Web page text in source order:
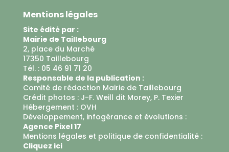
Mentions légales
Site édité par :
Mairie de Taillebourg
2, place du Marché
17350 Taillebourg
Tél. : 05 46 91 71 20
Responsable de la publication :
Comité de rédaction Mairie de Taillebourg
Crédit photos : J-F. Weill dit Morey, P. Texier
Hébergement : OVH
Développement, infogérance et évolutions :
Agence Pixel 17
Mentions légales et politique de confidentialité :
Cliquez ici